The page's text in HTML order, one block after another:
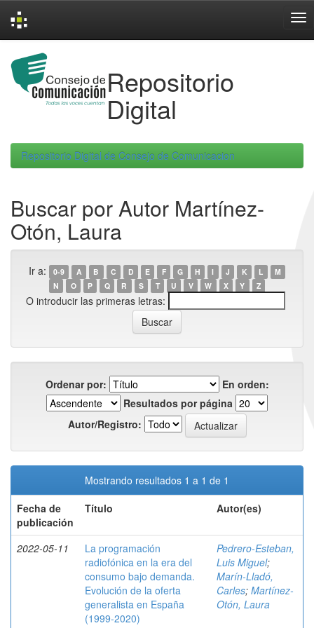
navigation
Repositorio
Digital
Repositorio Digital de Consejo de Comunicacion
Buscar por Autor Martínez-
Otón, Laura
Ir a: 0-9 A B C D E F G H I J K L
M
N
O P Q R S T U V W X Y Z
O introducir las primeras letras:
Ordenar por:
En orden:
Resultados por página
Autor/Registro:
Mostrando resultados 1 a 1 de 1
Fecha de
publicación
Título Autor(es)
2022-05-11
La programación
radiofónica en la era del
consumo bajo demanda.
Evolución de la oferta
generalista en España
(1999-2020)
Pedrero-Esteban,
Luis Miguel;
Marín-Lladó,
Carles; Martínez-
Otón, Laura